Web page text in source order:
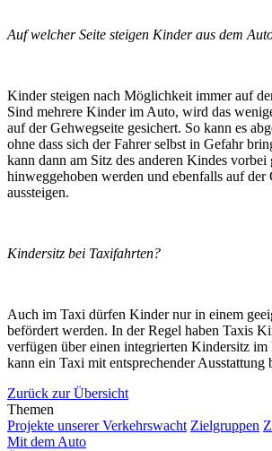
Auf welcher Seite steigen Kinder aus dem
Kinder steigen nach Möglichkeit immer auf
Sind mehrere Kinder im Auto, wird das
auf der Gehwegseite gesichert. So kann es
ohne dass sich der Fahrer selbst in Gefahr
kann dann am Sitz des anderen Kindes vorbei
hinweggehoben werden und ebenfalls auf der
aussteigen.
Kindersitz bei Taxifahrten?
Auch im Taxi dürfen Kinder nur in einem
befördert werden. In der Regel haben Taxis
verfügen über einen integrierten Kindersitz im
kann ein Taxi mit entsprechender Ausstattung
Zurück zur Übersicht
Themen
Projekte unserer Verkehrswacht Zielgruppen
Mit dem Auto